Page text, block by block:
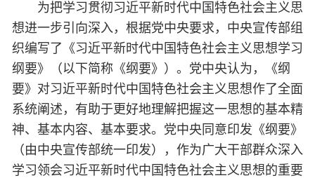
为把学习贯彻习近平新时代中国特色社会主义思
想进一步引向深入，根据党中央要求，中央宣传部组
织编写了《习近平新时代中国特色社会主义思想学习
纲要》（以下简称《纲要》）。党中央认为，《纲
要》对习近平新时代中国特色社会主义思想作了全面
系统阐述，有助于更好地理解把握这一思想的基本精
神、基本内容、基本要求。党中央同意印发《纲要》
（由中央宣传部统一印发），作为广大干部群众深入
学习领会习近平新时代中国特色社会主义思想的重要